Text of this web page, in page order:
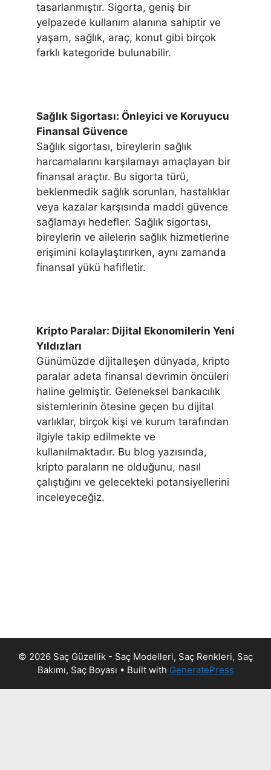
tasarlanmıştır. Sigorta, geniş bir
yelpazede kullanım alanına sahiptir ve
yaşam, sağlık, araç, konut gibi birçok
farklı kategoride bulunabilir.
Sağlık Sigortası: Önleyici ve Koruyucu
Finansal Güvence
Sağlık sigortası, bireylerin sağlık
harcamalarını karşılamayı amaçlayan bir
finansal araçtır. Bu sigorta türü,
beklenmedik sağlık sorunları, hastalıklar
veya kazalar karşısında maddi güvence
sağlamayı hedefler. Sağlık sigortası,
bireylerin ve ailelerin sağlık hizmetlerine
erişimini kolaylaştırırken, aynı zamanda
finansal yükü hafifletir.
Kripto Paralar: Dijital Ekonomilerin Yeni
Yıldızları
Günümüzde dijitalleşen dünyada, kripto
paralar adeta finansal devrimin öncüleri
haline gelmiştir. Geleneksel bankacılık
sistemlerinin ötesine geçen bu dijital
varlıklar, birçok kişi ve kurum tarafından
ilgiyle takip edilmekte ve
kullanılmaktadır. Bu blog yazısında,
kripto paraların ne olduğunu, nasıl
çalıştığını ve gelecekteki potansiyellerini
inceleyeceğiz.
© 2026 Saç Güzellik - Saç Modelleri, Saç Renkleri, Saç
Bakımı, Saç Boyası • Built with GeneratePress